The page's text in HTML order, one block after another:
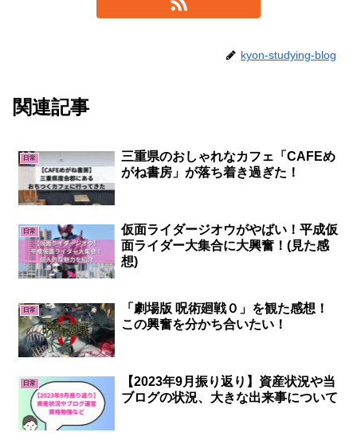
kyon-studying-blog
関連記事
日常
三重県のおしゃれなカフェ「CAFEめ
がね書房」が落ち着き過ぎた！
日常
仮面ライダージオウがやばい！平成仮
面ライダー大集合に大興奮！(見た感
想)
日常
「劇場版 呪術廻戦０」を観た感想！
この興奮を分かち合いたい！
日常
【2023年9月振り返り】資産状況や当
ブログの状況、大きな出来事について